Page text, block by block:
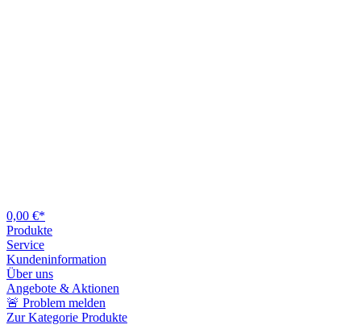
0,00 €*
Produkte
Service
Kundeninformation
Über uns
Angebote & Aktionen
🚨 Problem melden
Zur Kategorie Produkte